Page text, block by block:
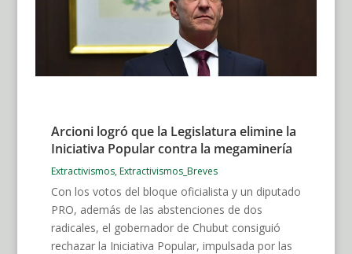
Arcioni logró que la Legislatura elimine la
Iniciativa Popular contra la megaminería
Extractivismos,Extractivismos_Breves
Con los votos del bloque oficialista y un diputado
PRO, además de las abstenciones de dos
radicales, el gobernador de Chubut consiguió
rechazar la Iniciativa Popular, impulsada por las